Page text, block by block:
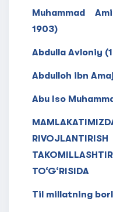
Muhammad
1903)
Abdulla Avloniy
Abdulloh ibn
Abu Iso
TO‘G‘RISIDA
Til millatning